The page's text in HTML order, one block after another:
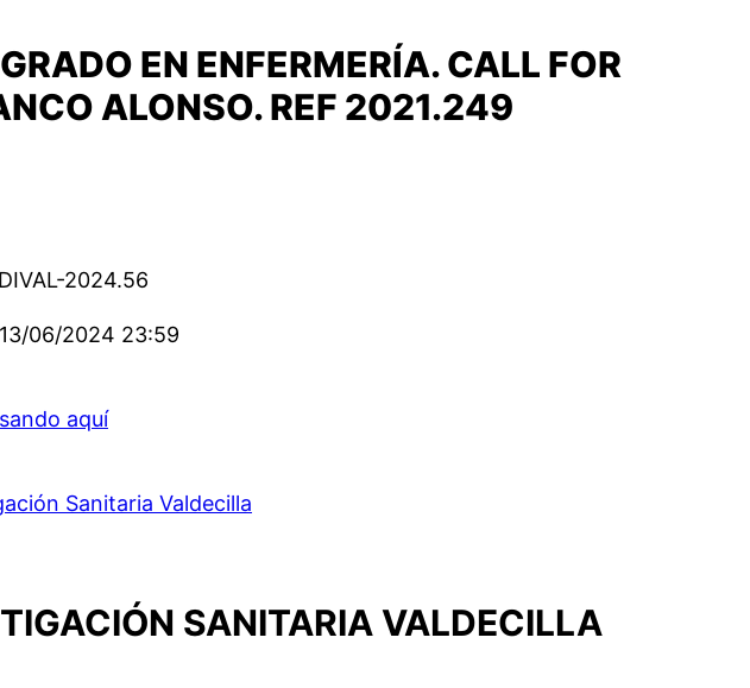
EN ENFERMERÍA. CALL FOR
ALONSO. REF 2021.249
2024.56
13/06/2024 23:59
aquí
Sanitaria Valdecilla
SANITARIA VALDECILLA